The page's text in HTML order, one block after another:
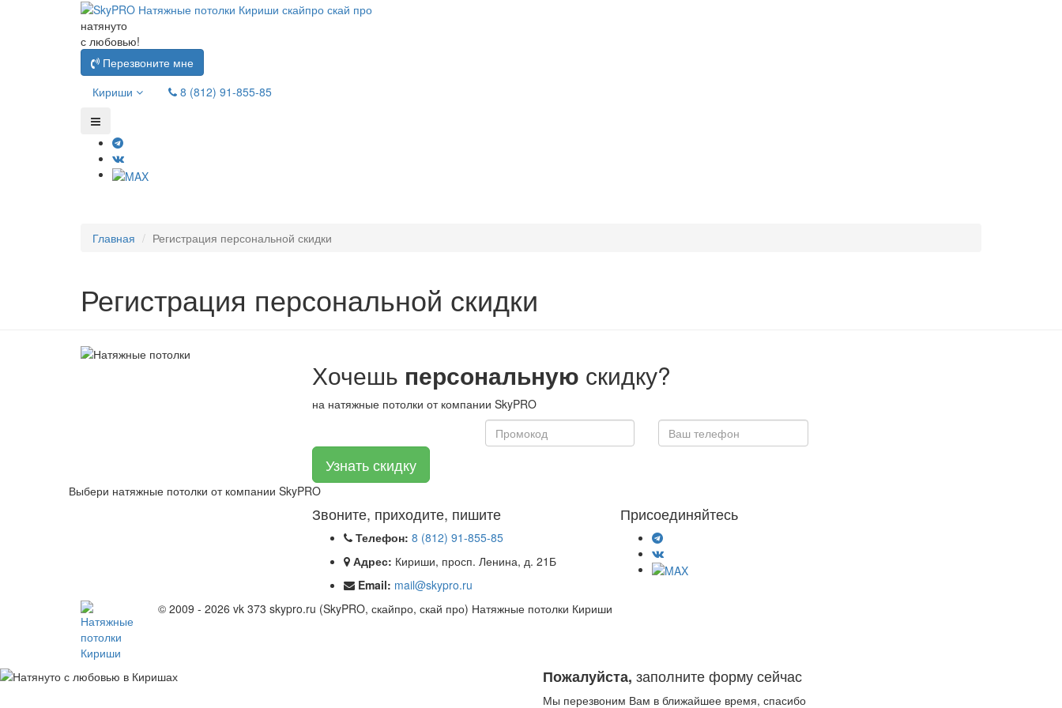
натянуто
с любовью!
Перезвоните мне
Кириши
8 (812) 91-855-85
Главная Регистрация персональной скидки
Регистрация персональной скидки
Хочешь персональную скидку?
на натяжные потолки от компании SkyPRO
Выбери натяжные потолки от компании SkyPRO
Звоните, приходите, пишите
Телефон: 8 (812) 91-855-85
Адрес: Кириши, просп. Ленина, д. 21Б
Email: mail@skypro.ru
Присоединяйтесь
© 2009 - 2026 vk 373 skypro.ru (SkyPRO, скайпро, скай про) Натяжные потолки Кириши
Пожалуйста, заполните форму сейчас
Мы перезвоним Вам в ближайшее время, спасибо